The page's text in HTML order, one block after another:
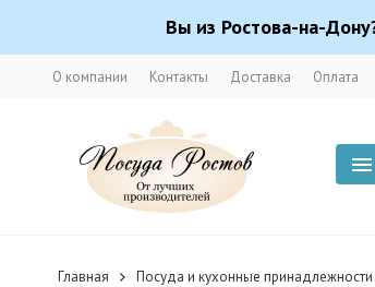
Вы из Ростова-на-
О компании Контакты Доставка Оплата
Главная Посуда и кухонные принадлежности